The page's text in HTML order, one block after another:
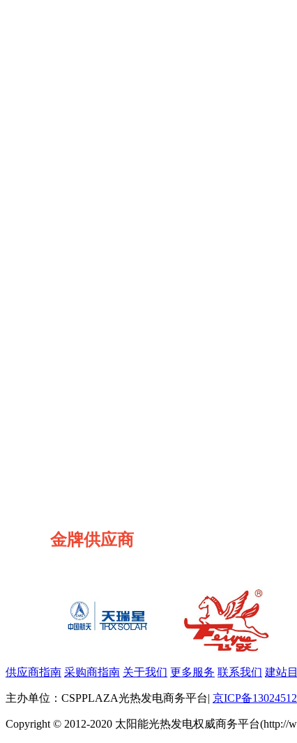
金牌供应商
供应商指南 采购商指南 关于我们 更多服务 联系我们 建站
主办单位：CSPPLAZA光热发电商务平台| 京ICP备
Copyright © 2012-2020 太阳能光热发电权威商务平台(http://